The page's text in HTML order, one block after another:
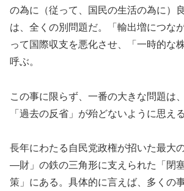
の為に（従って、国民の生活の為に）
は、全くの別問題だ。「輸出増につな
って国際収支を悪化させ、「一時的な
呼ぶ。
この事に限らず、一番の大きな問題は
「過去の反省」が殆どないように思え
長年にわたる自民党政権が招いた最大
―財」の鉄の三角形に支えられた「閉
策」にある。具体的に言えば、多くの